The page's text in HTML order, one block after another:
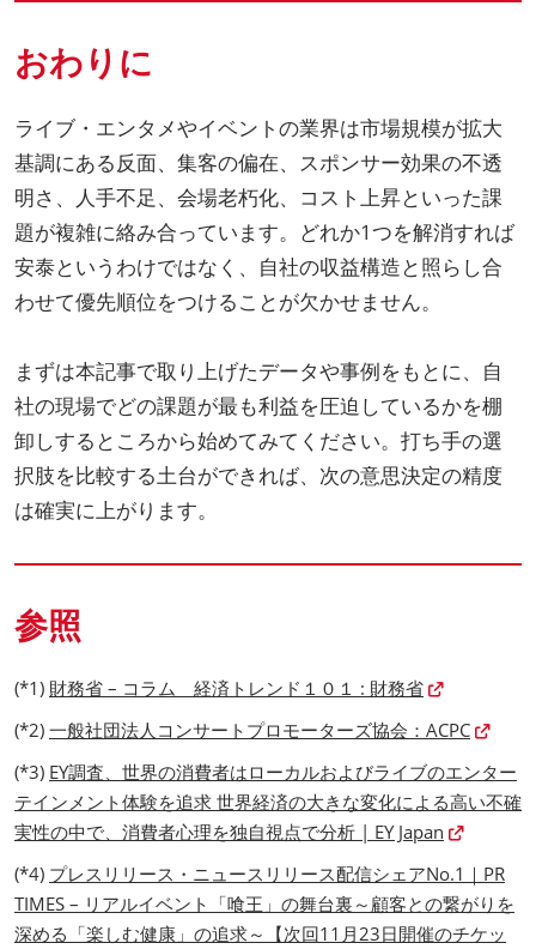
おわりに
ライブ・エンタメやイベントの業界は市場規模が拡大
基調にある反面、集客の偏在、スポンサー効果の不透
明さ、人手不足、会場老朽化、コスト上昇といった課
題が複雑に絡み合っています。どれか1つを解消すれば
安泰というわけではなく、自社の収益構造と照らし合
わせて優先順位をつけることが欠かせません。
まずは本記事で取り上げたデータや事例をもとに、自
社の現場でどの課題が最も利益を圧迫しているかを棚
卸しするところから始めてみてください。打ち手の選
択肢を比較する土台ができれば、次の意思決定の精度
は確実に上がります。
参照
(*1) 財務省 – コラム 経済トレンド１０１ : 財務省
(*2) 一般社団法人コンサートプロモーターズ協会：ACPC
(*3) EY調査、世界の消費者はローカルおよびライブのエンター
テインメント体験を追求 世界経済の大きな変化による高い不確
実性の中で、消費者心理を独自視点で分析 | EY Japan
(*4) プレスリリース・ニュースリリース配信シェアNo.1｜PR
TIMES – リアルイベント「喰王」の舞台裏～顧客との繋がりを
深める「楽しむ健康」の追求～【次回11月23日開催のチケッ